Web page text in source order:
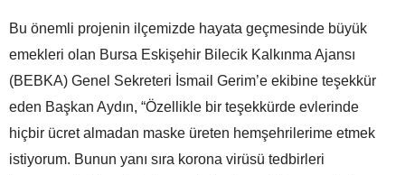
Bu önemli projenin ilçemizde hayata geçmesinde büyük
emekleri olan Bursa Eskişehir Bilecik Kalkınma Ajansı
(BEBKA) Genel Sekreteri İsmail Gerim’e ekibine teşekkür
eden Başkan Aydın, “Özellikle bir teşekkürde evlerinde
hiçbir ücret almadan maske üreten hemşehrilerime etmek
istiyorum. Bunun yanı sıra korona virüsü tedbirleri